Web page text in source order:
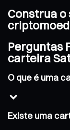
Construa
Perguntas
carteira
O que é uma
Existe uma